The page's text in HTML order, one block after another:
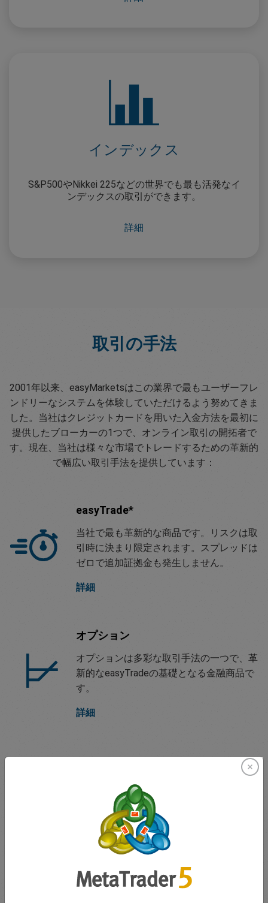
インデックス
S&P500やNikkei 225などの世界でも最も活発なイ
ンデックスの取引ができます。
詳細
取引の手法
2001年以来、easyMarketsはこの業界で最もユーザーフレ
ンドリーなシステムを体験していただけるよう努めてきま
した。当社はクレジットカードを用いた入金方法を最初に
提供したブローカーの1つで、オンライン取引の開拓者で
す。現在、当社は様々な市場でトレードするための革新的
で幅広い取引手法を提供しています：
easyTrade*
当社で最も革新的な商品です。リスクは取
引時に決まり限定されます。スプレッドは
ゼロで追加証拠金も発生しません。
詳細
オプション
オプションは多彩な取引手法の一つで、革
新的なeasyTradeの基礎となる金融商品で
す。
詳細
トレーダーの皆様のご意見